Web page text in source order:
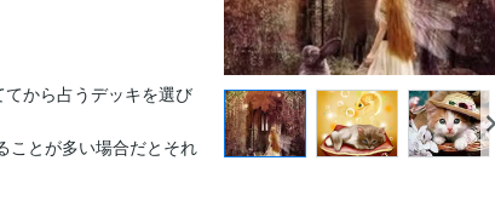
から占うデッキを選び
ことが多い場合だとそれ